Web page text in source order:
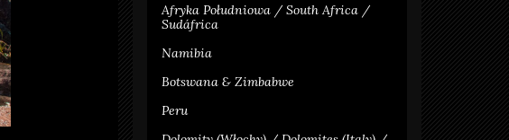
Afryka Południowa / South Africa /
Sudáfrica
Namibia
Botswana & Zimbabwe
Peru